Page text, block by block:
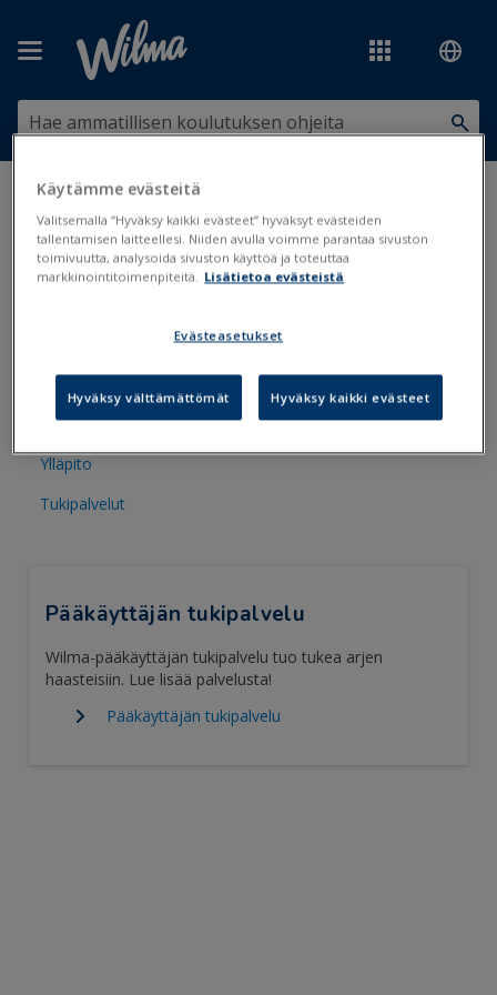
Olet tässä:Ylläpito ja lisäpalvelut
Ylläpito ja lisäpalvelut
Ohjelmapäivitys ja asennus
Lisäpalvelut ja integraatiot
Ylläpito
Tukipalvelut
Pääkäyttäjän tukipalvelu
Wilma-pääkäyttäjän tukipalvelu tuo tukea arjen
haasteisiin. Lue lisää palvelusta!
Pääkäyttäjän tukipalvelu
Käytämme evästeitä
Valitsemalla “Hyväksy kaikki evästeet” hyväksyt evästeiden
tallentamisen laitteellesi. Niiden avulla voimme parantaa sivuston
toimivuutta, analysoida sivuston käyttöä ja toteuttaa
markkinointitoimenpiteitä. Lisätietoa evästeistä
Evästeasetukset
Hyväksy välttämättömät Hyväksy kaikki evästeet